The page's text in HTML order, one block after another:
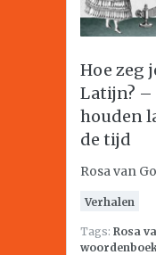
Hoe zeg
Latijn? –
houden
de tijd
Rosa van
Verhalen
Tags: Rosa